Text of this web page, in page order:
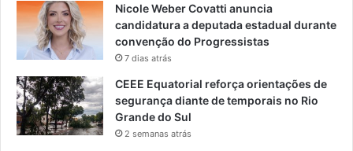
Nicole Weber Covatti anuncia
candidatura a deputada estadual durante
convenção do Progressistas
7 dias atrás
CEEE Equatorial reforça orientações de
segurança diante de temporais no Rio
Grande do Sul
2 semanas atrás